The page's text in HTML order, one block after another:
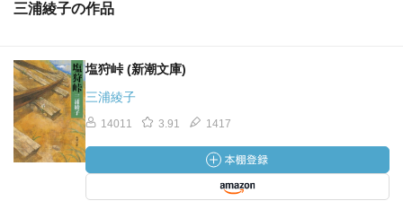
三浦綾子の作品
塩狩峠 (新潮文庫)
三浦綾子
14011 3.91 1417